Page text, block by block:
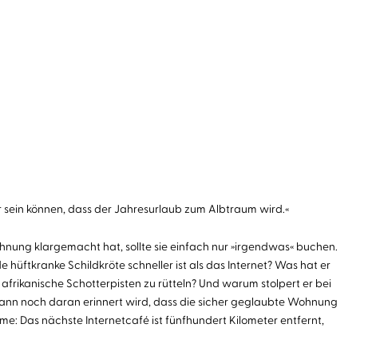
können, dass der Jahresurlaub zum Albtraum wird.«
klargemacht hat, sollte sie einfach nur »irgendwas« buchen.
hüftkranke Schildkröte schneller ist als das Internet? Was hat er
Schotterpisten zu rütteln? Und warum stolpert er bei
noch daran erinnert wird, dass die sicher geglaubte Wohnung
Das nächste Internetcafé ist fünfhundert Kilometer entfernt,